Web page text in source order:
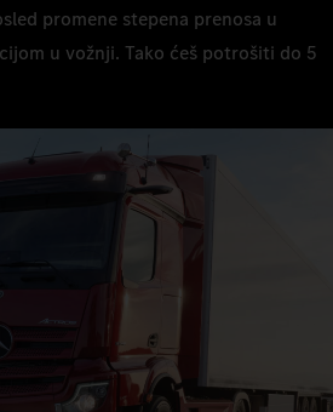
promene stepena prenosa u
u vožnji. Tako ćeš potrošiti do 5